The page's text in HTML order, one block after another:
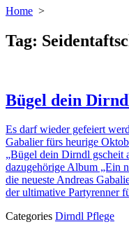
Home >
Tag:
Bügel dein
Es darf wieder gefeiert
Gabalier fürs heurige
„Bügel dein Dirndl gscheit
dazugehörige Album „Ein
die neueste Andreas
der ultimative Partyrenner
Categories Dirndl Pflege